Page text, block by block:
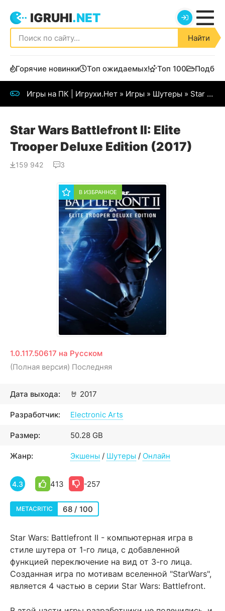
IGRUHI.NET
Найти
Горячие новинки Топ ожидаемых! Топ 100
Игры на ПК | Игрухи.Нет » Игры » Шутеры » Star Wars Battlefront II (2017)
Star Wars Battlefront II: Elite
Trooper Deluxe Edition (2017)
159 942 3
В ИЗБРАННОЕ
1.0.117.50617 на Русском
(Полная версия) Последняя
🤘
Дата выхода: 2017
Разработчик: Electronic Arts
Размер: 50.28 GB
Жанр: Экшены / Шутеры / Онлайн
4.3 413 -257
METACRITIC 68 / 100
Star Wars: Battlefront II - компьютерная игра в
стиле шутера от 1-го лица, с добавленной
функцией переключение на вид от 3-го лица.
Созданная игра по мотивам вселенной "StarWars",
является 4 частью в серии Star Wars: Battlefront.